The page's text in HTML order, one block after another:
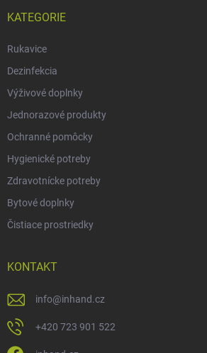
KATEGORIE
Rukavice
Dezinfekcia
Výživové doplnky
Jednorazové produkty
Ochranné pomôcky
Hygienické potreby
Zdravotnícke potreby
Bytové doplnky
Čistiace prostriedky
KONTAKT
info@inhand.cz
+420 723 901 522